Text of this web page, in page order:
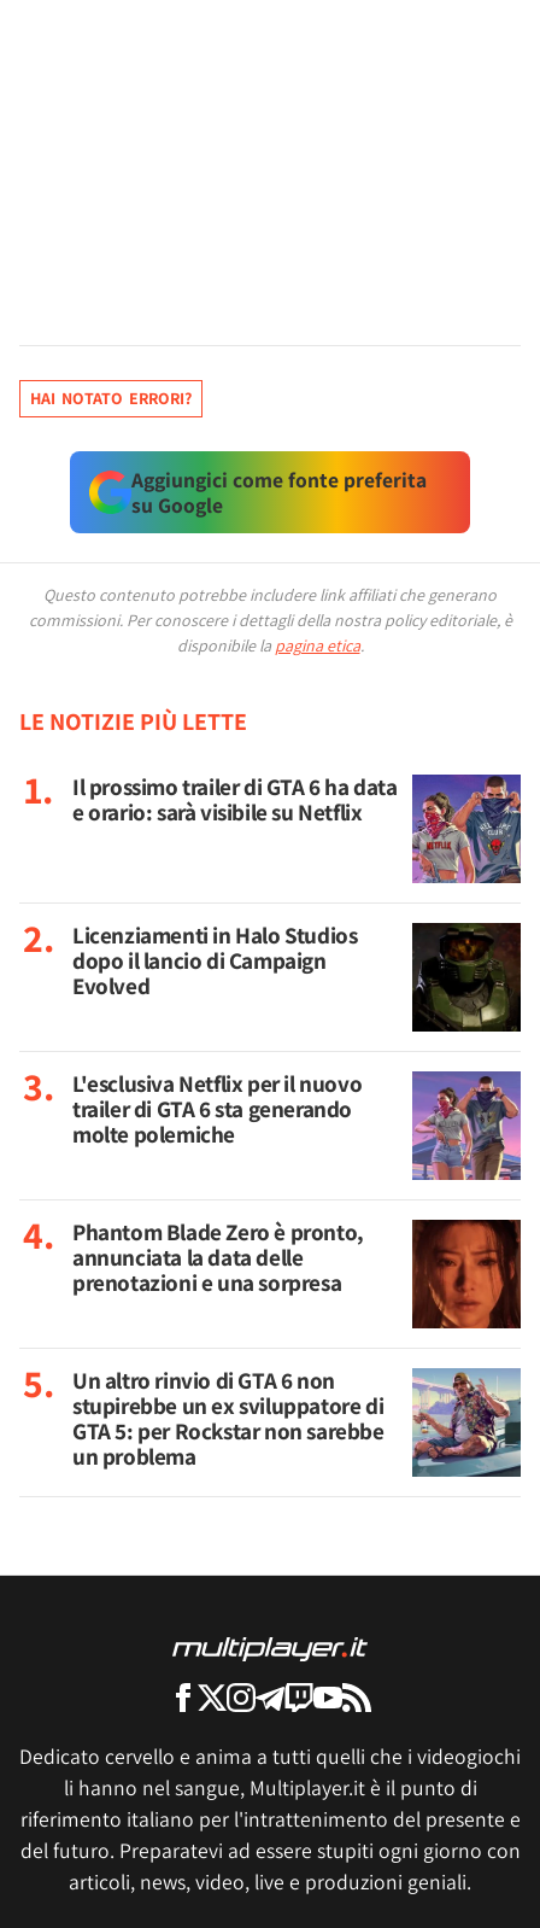
HAI NOTATO ERRORI?
Aggiungici come fonte preferita
su Google
Questo contenuto potrebbe includere link affiliati che generano
commissioni. Per conoscere i dettagli della nostra policy editoriale, è
disponibile la pagina etica.
LE NOTIZIE PIÙ LETTE
Il prossimo trailer di GTA 6 ha data
e orario: sarà visibile su Netflix
Licenziamenti in Halo Studios
dopo il lancio di Campaign
Evolved
L'esclusiva Netflix per il nuovo
trailer di GTA 6 sta generando
molte polemiche
Phantom Blade Zero è pronto,
annunciata la data delle
prenotazioni e una sorpresa
Un altro rinvio di GTA 6 non
stupirebbe un ex sviluppatore di
GTA 5: per Rockstar non sarebbe
un problema
Dedicato cervello e anima a tutti quelli che i videogiochi
li hanno nel sangue, Multiplayer.it è il punto di
riferimento italiano per l'intrattenimento del presente e
del futuro. Preparatevi ad essere stupiti ogni giorno con
articoli, news, video, live e produzioni geniali.